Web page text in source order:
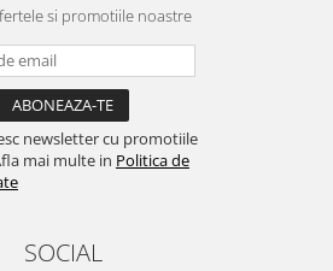
si promotiile noastre
newsletter cu promotiile
mai multe in Politica de
SOCIAL